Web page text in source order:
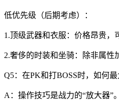
低优先级（后期考虑）：
1.顶级武器和衣服：价格昂贵，
2.奢侈的时装和坐骑：除非属性
Q5：在PK和打BOSS时，如何
A：操作技巧是战力的“放大器”。